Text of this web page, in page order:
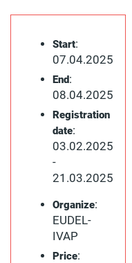
Start:
07.04.2025
End:
08.04.2025
Registration
date:
03.02.2025
-
21.03.2025
Organize:
EUDEL-
IVAP
Price: